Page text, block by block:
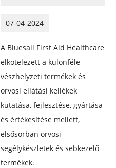
07-04-2024
A Bluesail First Aid Healthcare
elkötelezett a különféle
vészhelyzeti termékek és
orvosi ellátási kellékek
kutatása, fejlesztése, gyártása
és értékesítése mellett,
elsősorban orvosi
segélykészletek és sebkezelő
termékek.